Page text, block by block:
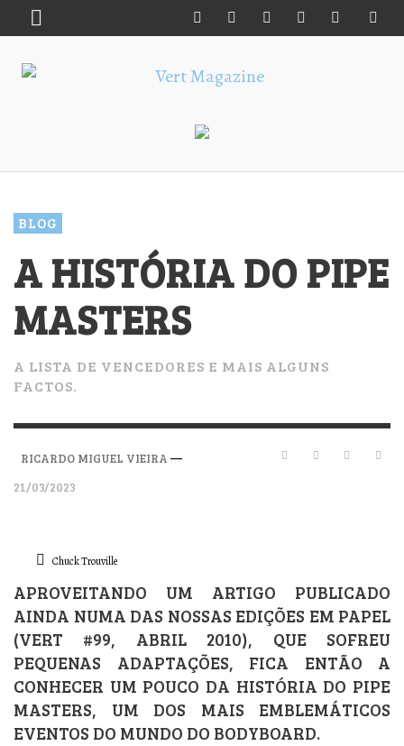
BLOG
A HISTÓRIA DO PIPE
MASTERS
A LISTA DE VENCEDORES E MAIS ALGUNS
FACTOS.
RICARDO MIGUEL VIEIRA —
21/03/2023
Chuck Trouville
APROVEITANDO UM ARTIGO PUBLICADO
AINDA NUMA DAS NOSSAS EDIÇÕES EM PAPEL
(VERT #99, ABRIL 2010), QUE SOFREU
PEQUENAS ADAPTAÇÕES, FICA ENTÃO A
CONHECER UM POUCO DA HISTÓRIA DO PIPE
MASTERS, UM DOS MAIS EMBLEMÁTICOS
EVENTOS DO MUNDO DO BODYBOARD.